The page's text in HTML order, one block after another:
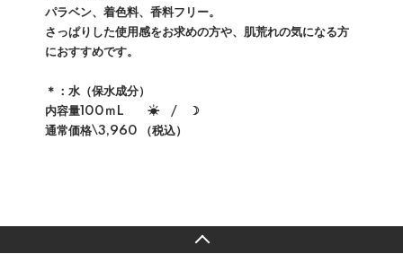
パラベン、着色料、香料フリー。
さっぱりした使用感をお求めの方や、肌荒れの気になる方
におすすめです。
＊：水（保水成分）
内容量100ｍL ☀ / ☽
通常価格\3,960 （税込）